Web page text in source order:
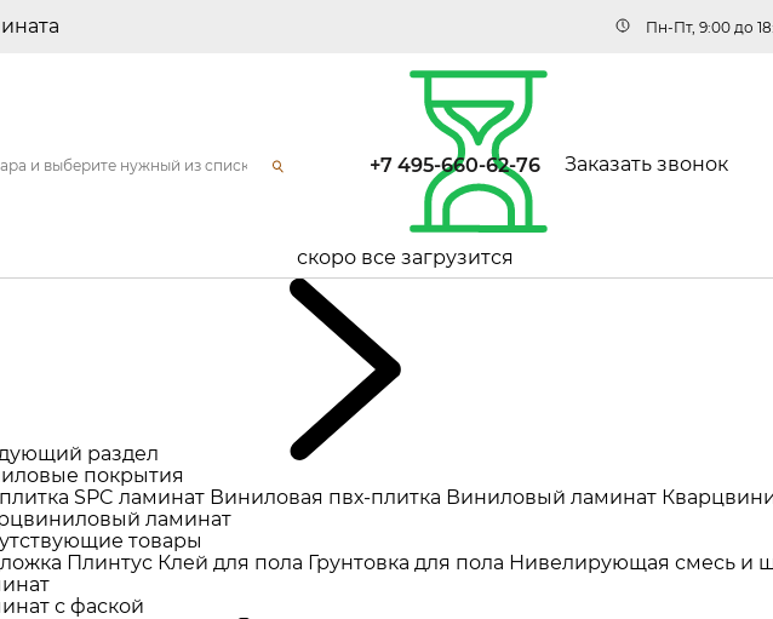
Пн-Пт, 9:00 до
скоро все загрузится
+7 495-660-62-76 Заказать звонок
раздел
покрытия
SPC ламинат Виниловая пвх-плитка Виниловый ламинат
ламинат
товары
Плинтус Клей для пола Грунтовка для пола Нивелирующая смесь и
с фаской